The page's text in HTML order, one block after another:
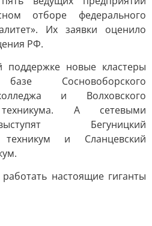
отборе федерального
Их заявки оценило
РФ.
поддержке новые кластеры
Сосновоборского
и Волховского
техникума. А сетевыми
Бегуницкий
техникум и Сланцевский
настоящие гиганты